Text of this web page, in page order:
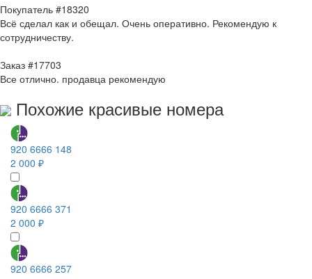
Покупатель #18320
Всё сделал как и обещал. Очень оперативно. Рекомендую к
сотрудничеству.
Заказ #17703
Все отлично. продавца рекомендую
Похожие красивые номера
920 6666 148
2 000 ₽
920 6666 371
2 000 ₽
920 6666 257